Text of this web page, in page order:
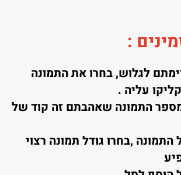
:
לגלוש, בחרו את התמונה
עליה .
התמונה שאהבתם זה קוד של
התמונה ,בחרו גודל תמונה רצוי